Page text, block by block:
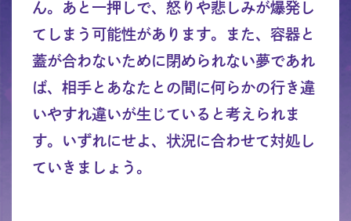
ん。あと一押しで、怒りや悲しみが爆発し
てしまう可能性があります。また、容器と
蓋が合わないために閉められない夢であれ
ば、相手とあなたとの間に何らかの行き違
いやすれ違いが生じていると考えられま
す。いずれにせよ、状況に合わせて対処し
ていきましょう。